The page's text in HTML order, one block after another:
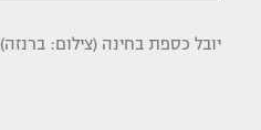
יובל כספת בחינה (צילום: ברנזה)